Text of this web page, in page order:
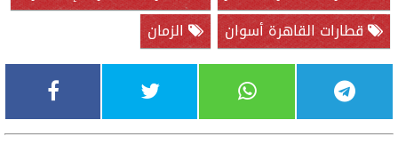
قطارات القاهرة أسوان
الزمان